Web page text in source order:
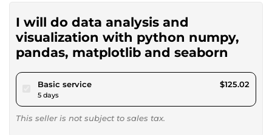
I will do data analysis and
visualization with python numpy,
pandas, matplotlib and seaborn
Basic servicepour $115.22
5 days
$125.02
This seller is not subject to sales tax.